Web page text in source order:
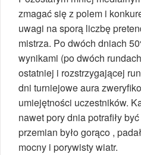
zmagać się z polem i
uwagi na sporą liczbę
mistrza. Po dwóch dniach
wynikami (po dwóch
ostatniej i rozstrzygającej
dni turniejowe aura
umiejętności uczestników.
nawet pory dnia potrafiły
przemian było gorąco ,
mocny i porywisty wiatr.